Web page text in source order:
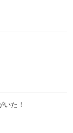
いた！